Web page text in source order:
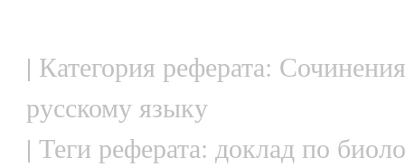
| Категория реферата:
русскому языку
| Теги реферата: доклад по